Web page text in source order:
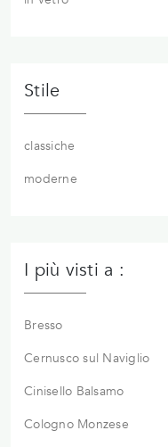
Stile
classiche
moderne
I più visti a :
Bresso
Cernusco sul Naviglio
Cinisello Balsamo
Cologno Monzese